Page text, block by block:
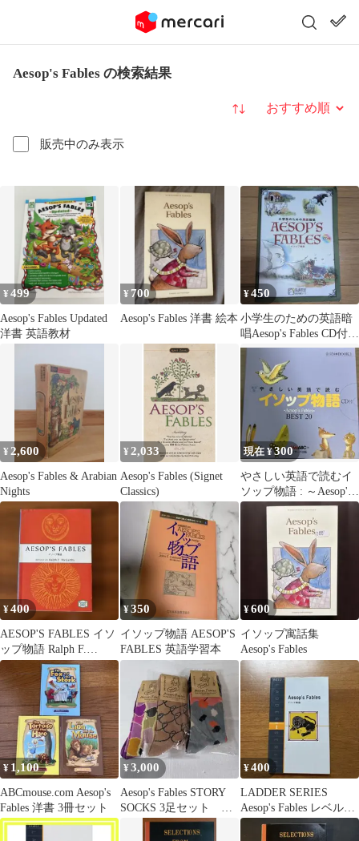
Aesop's Fables の検索結果
販売中のみ表示
並び替え
¥499
Aesop's Fables Updated
洋書 英語教材
¥ 700
Aesop's Fables 洋書 絵本
¥450
小学生のための英語暗
唱Aesop's Fables CD付
馬渕教室教材
¥ 2,600
Aesop's Fables & Arabian
Nights
¥ 2,033
Aesop's Fables (Signet
Classics)
現在 ¥300
やさしい英語で読むイ
ソップ物語 : ～Aesop's
Fables～BEST …
¥400
AESOP'S FABLES イソ
ップ物語 Ralph F.
McCarthy
¥350
イソップ物語 AESOP'S
FABLES 英語学習本
¥600
イソップ寓話集
Aesop's Fables
¥ 1,100
ABCmouse.com Aesop's
Fables 洋書 3冊セット
¥3,000
Aesop's Fables STORY
SOCKS 3足セット イ
ソップ寓話
¥400
LADDER SERIES
Aesop's Fables レベル1
英語学習